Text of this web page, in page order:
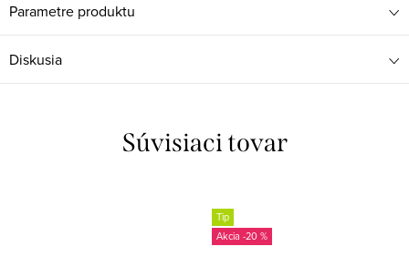
Parametre produktu
Diskusia
Súvisiaci tovar
Tip
-20 %